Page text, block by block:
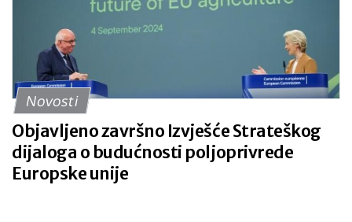
Novosti
Objavljeno završno Izvješće Strateškog
dijaloga o budućnosti poljoprivrede
Europske unije